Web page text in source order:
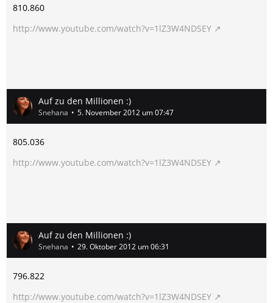
810.860
http://www.youtube.com/watch?v=1lZ3W4NDSEY
Auf zu den Millionen :)
Snehana 5. November 2012 um 07:47
805.036
http://www.youtube.com/watch?v=1lZ3W4NDSEY
Auf zu den Millionen :)
Snehana 29. Oktober 2012 um 06:31
796.822
http://www.youtube.com/watch?v=1lZ3W4NDSEY